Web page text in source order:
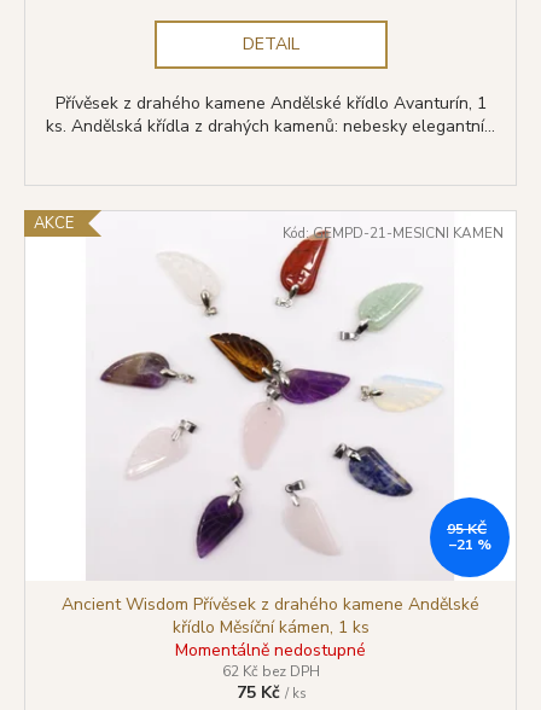
DETAIL
Přívěsek z drahého kamene Andělské křídlo Avanturín, 1
ks. Andělská křídla z drahých kamenů: nebesky elegantní...
AKCE
95 KČ
–21 %
Ancient Wisdom Přívěsek z drahého kamene Andělské
křídlo Měsíční kámen, 1 ks
Momentálně nedostupné
62 Kč bez DPH
75 Kč / ks
Kód:GEMPD-21-MESICNI KAMEN